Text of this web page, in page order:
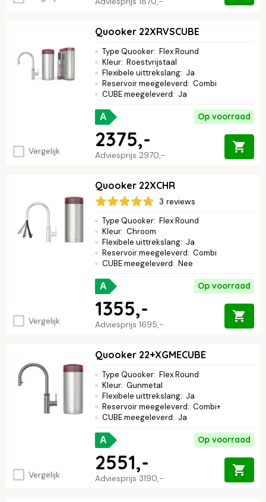
Vergelijk
Quooker 22XRVSCUBE
Type Quooker: Flex Round
Kleur: Roestvrijstaal
Flexibele uittrekslang: Ja
Reservoir meegeleverd: Combi
CUBE meegeleverd: Ja
A Op voorraad
Adviesprijs 2970,-
2375,-
Vergelijk
Quooker 22XCHR
3 reviews
Type Quooker: Flex Round
Kleur: Chroom
Flexibele uittrekslang: Ja
Reservoir meegeleverd: Combi
CUBE meegeleverd: Nee
A Op voorraad
Adviesprijs 1695,-
1355,-
Vergelijk
Quooker 22+XGMECUBE
Type Quooker: Flex Round
Kleur: Gunmetal
Flexibele uittrekslang: Ja
Reservoir meegeleverd: Combi+
CUBE meegeleverd: Ja
A Op voorraad
Adviesprijs 3190,-
2551,-